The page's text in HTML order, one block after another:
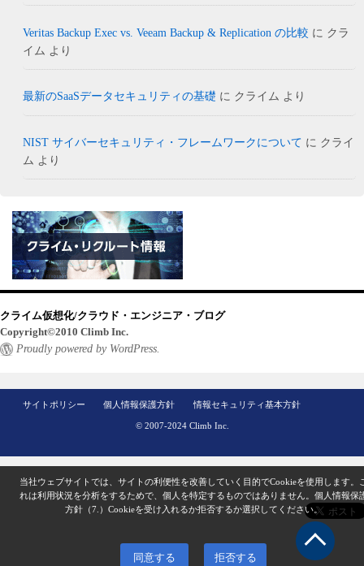
Veritas Backup Exec vs. Veeam Backup & Replication の比較 に クラ
イム より
最新のSaaSデータセキュリティの基礎 に クライム より
NIST サイバーセキュリティ・フレームワークについて に クライ
ム より
クライム仮想化/クラウド・エンジニア・ブログ
Copyright©2010 Climb Inc.
Proudly powered by WordPress.
サイトポリシー 個人情報保護方針 情報セキュリティ基本方針
© 2007-2024 Climb Inc.
当社ウェブサイトでは、サイトの利便性を改善していく目的でCookieを使用します。
れは利用状況を分析をするためで、個人を特定するものではありません。 個人情報保
方針（7.） Cookieを受け入れるか拒否するか選択してください。
同意する 拒否する